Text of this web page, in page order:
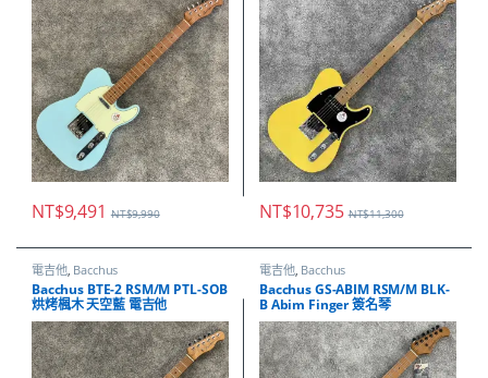
NT$9,491 NT$9,990 NT$10,735 NT$11,300
電吉他, Bacchus
Bacchus BTE-2 RSM/M PTL-SOB
烘烤楓木 天空藍 電吉他
電吉他, Bacchus
Bacchus GS-ABIM RSM/M BLK-
B Abim Finger 簽名琴